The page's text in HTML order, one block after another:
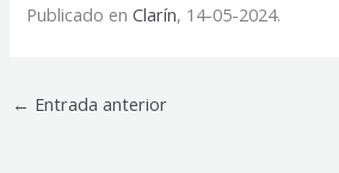
Publicado enClarín, 14-05-2024.
← Entrada anterior